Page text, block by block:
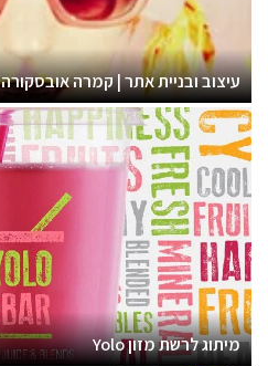
עיצוב ובניית אתר | קמרה אובסקורה
מיתוג לרשת מזון Yolo